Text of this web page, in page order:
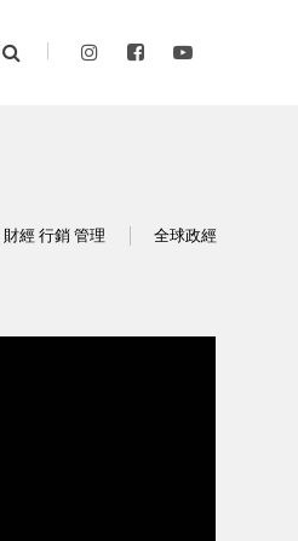
財經 行銷 管理 全球政經